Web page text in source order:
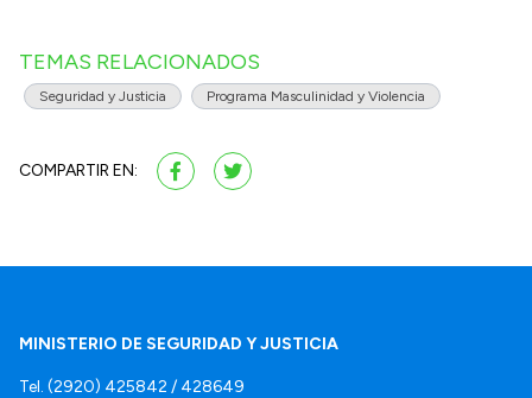
TEMAS RELACIONADOS
Seguridad y Justicia Programa Masculinidad y Violencia
COMPARTIR EN:
MINISTERIO DE SEGURIDAD Y JUSTICIA
Tel. (2920) 425842 / 428649